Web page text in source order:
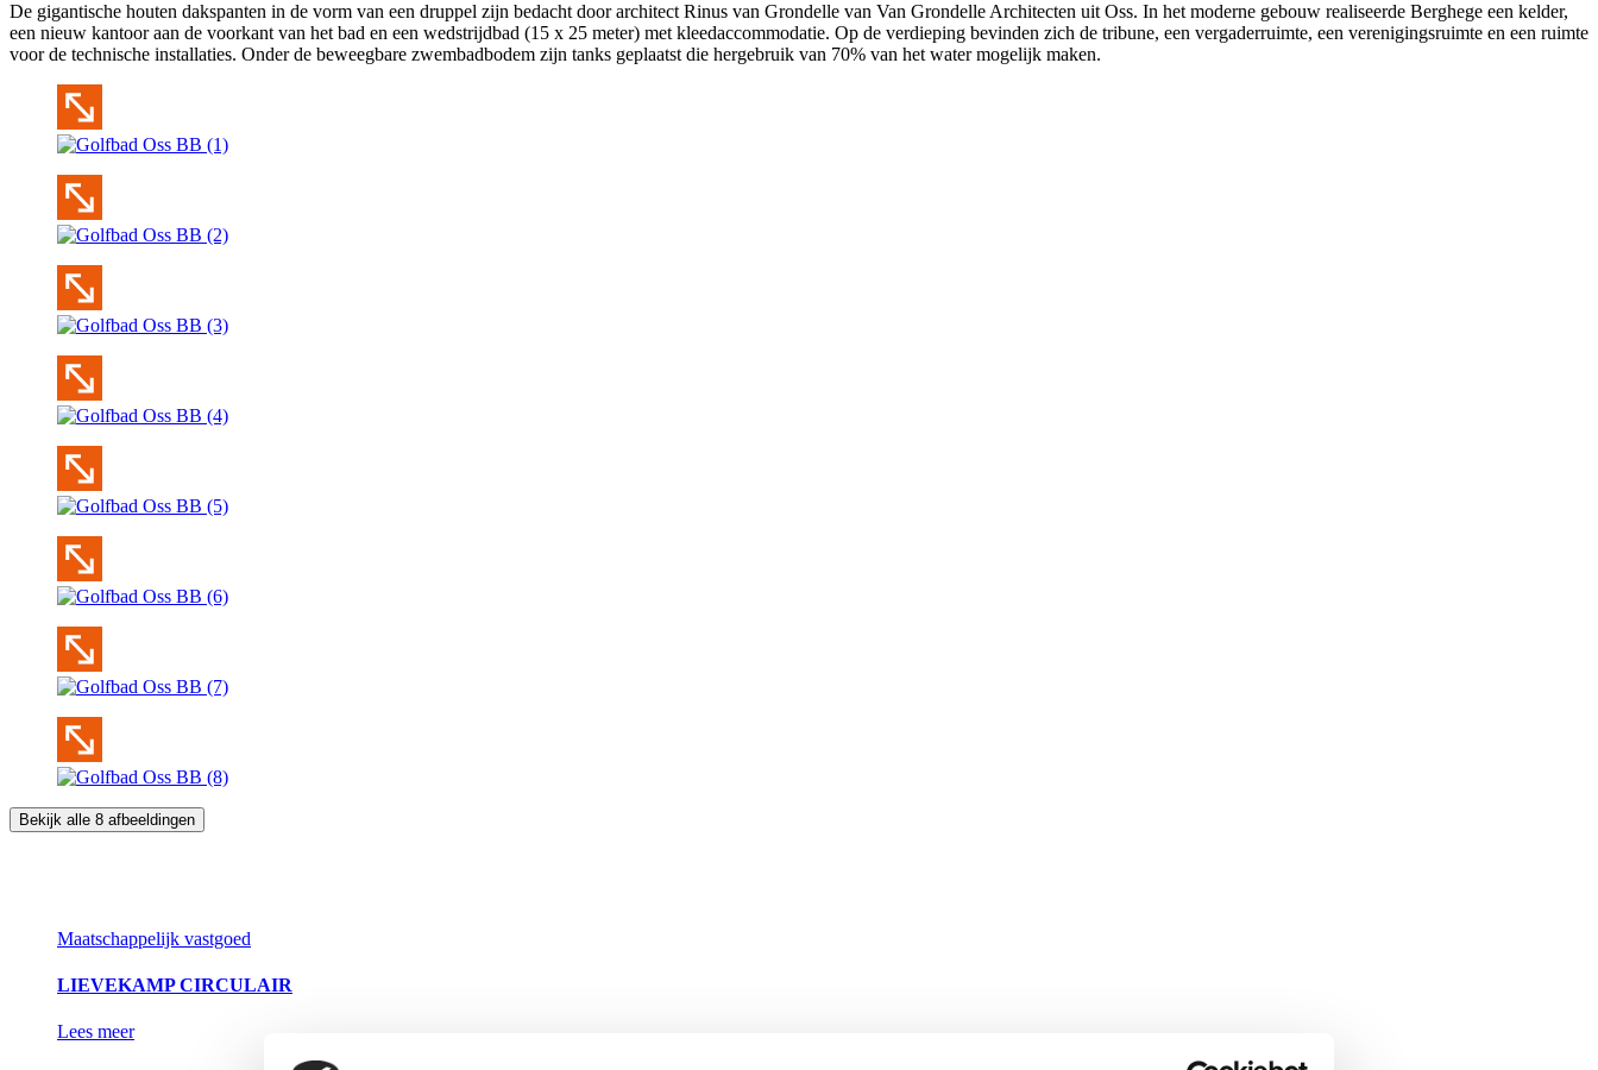
De gigantische houten dakspanten in de vorm van een druppel zijn bedacht door architect Rinus van Grondelle van Van Grondelle Architecten uit Oss. In het moderne gebouw realiseerde Berghege een kelder,
een nieuw kantoor aan de voorkant van het bad en een wedstrijdbad (15 x 25 meter) met kleedaccommodatie. Op de verdieping bevinden zich de tribune, een vergaderruimte, een verenigingsruimte en een ruimte
voor de technische installaties. Onder de beweegbare zwembadbodem zijn tanks geplaatst die hergebruik van 70% van het water mogelijk maken.
Bekijk alle 8 afbeeldingen
Maatschappelijk vastgoed
LIEVEKAMP CIRCULAIR
Lees meer